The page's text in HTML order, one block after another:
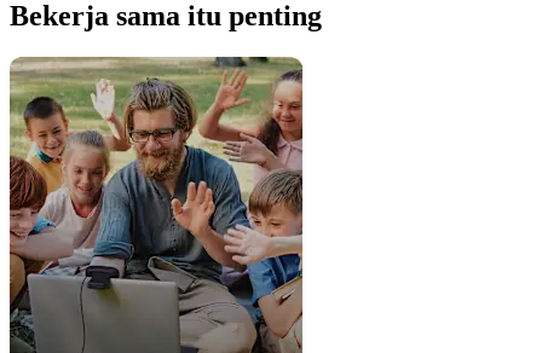
Bekerja sama itu penting